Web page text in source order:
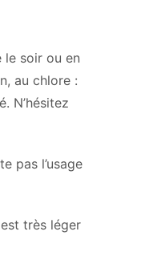
le soir ou en
au chlore :
N’hésitez
pas l’usage
très léger